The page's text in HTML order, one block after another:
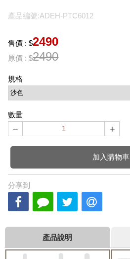
產品編號:ADEH-PTC6012
售價 : $2490
原價 : $2490
規格
數量
− +
加入購物車
分享到
產品說明